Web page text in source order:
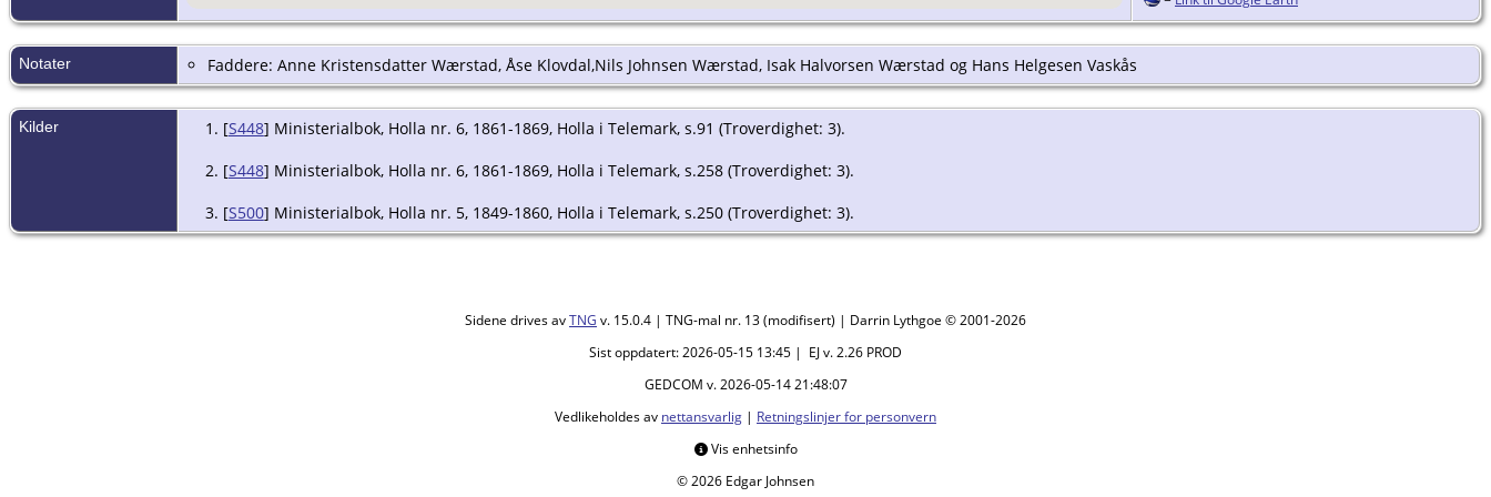
Notater Faddere: Anne Kristensdatter Wærstad, Åse Klovdal,Nils Johnsen Wærstad, Isak Halvorsen Wærstad og Hans Helgesen Vaskås
Kilder [S448] Ministerialbok, Holla nr. 6, 1861-1869, Holla i Telemark, s.91 (Troverdighet: 3).
[S448] Ministerialbok, Holla nr. 6, 1861-1869, Holla i Telemark, s.258 (Troverdighet: 3).
[S500] Ministerialbok, Holla nr. 5, 1849-1860, Holla i Telemark, s.250 (Troverdighet: 3).
Sidene drives avTNG v. 15.0.4 | TNG-mal nr. 13 (modifisert) | Darrin Lythgoe © 2001-2026
Sist oppdatert: 2026-05-15 13:45 | EJ v. 2.26 PROD
GEDCOM v. 2026-05-14 21:48:07
Vedlikeholdes av nettansvarlig | Retningslinjer for personvern
Vis enhetsinfo
© 2026 Edgar Johnsen